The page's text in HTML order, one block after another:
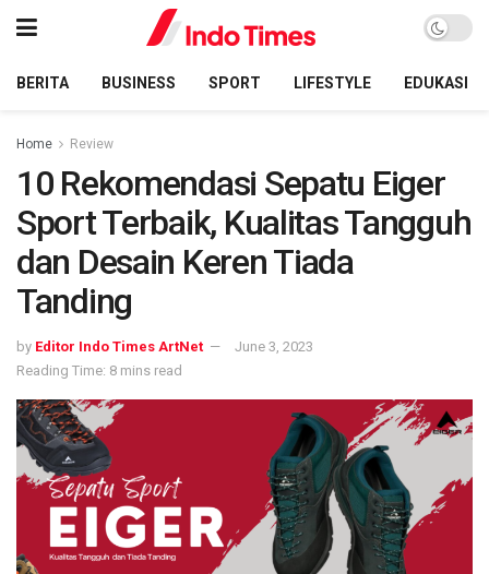
BERITA BUSINESS SPORT LIFESTYLE EDUKASI
Home Review
10 Rekomendasi Sepatu Eiger
Sport Terbaik, Kualitas Tangguh
dan Desain Keren Tiada
Tanding
by Editor Indo Times ArtNet
June 3, 2023
Reading Time: 8 mins read